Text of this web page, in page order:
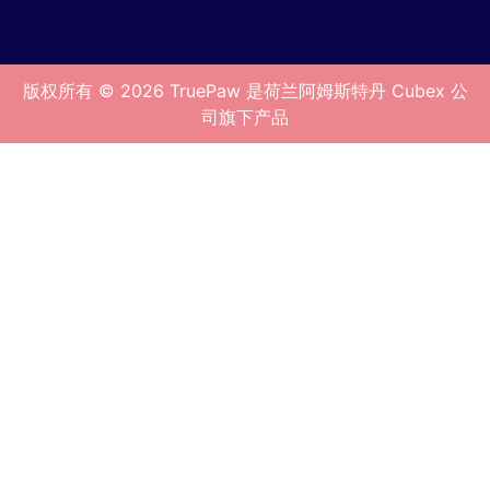
版权所有 © 2026 TruePaw 是荷兰阿姆斯特丹 Cubex 公
司旗下产品